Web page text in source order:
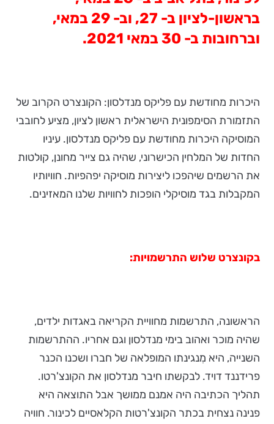
בראשון-לציון ב- 27, וב- 29 במאי,
וברחובות ב- 30 במאי 2021.
היכרות מחודשת עם פליקס מנדלסון: הקונצרט הקרוב של
התזמורת הסימפונית הישראלית ראשון לציון, מציע לחובבי
המוסיקה היכרות מחודשת עם פליקס מנדלסון. עיניו
החדות של המלחין הכישרוני, שהיה גם צייר מחונן, קולטות
את הרשמים שיהפכו ליצירות מוסיקה יפהפיות. חוויותיו
המקבלות בגד מוסיקלי הופכות לחוויות שלנו המאזינים.
בקונצרט שלוש התרשמויות:
הראשונה, התרשמות מחוויית הקריאה באגדות ילדים,
שהיה מוכר ואהוב בימי מנדלסון וגם אחריו. ההתרשמות
השנייה, היא מִנגינתו המופלאה של חברו ושכנו הכנר
פרידננד דויד. לבקשתו חיבר מנדלסון את הקונצ'רטו.
תהליך הכתיבה היה אמנם ממושך אבל התוצאה היא
פנינה נצחית בכתר הקונצ'רטות הקלאסיים לכינור. חוויה